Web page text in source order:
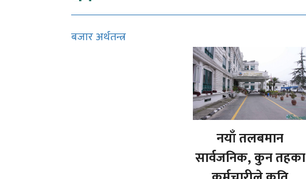
बजार अर्थतन्त्र
नयाँ तलबमान
सार्वजनिक, कुन तहका